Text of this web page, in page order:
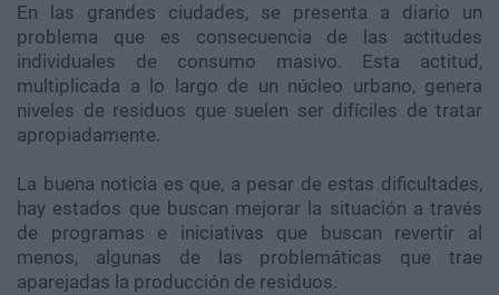
En las grandes ciudades, se presenta a diario un
problema que es consecuencia de las actitudes
individuales de consumo masivo. Esta actitud,
multiplicada a lo largo de un núcleo urbano, genera
niveles de residuos que suelen ser difíciles de tratar
apropiadamente.
La buena noticia es que, a pesar de estas dificultades,
hay estados que buscan mejorar la situación a través
de programas e iniciativas que buscan revertir al
menos, algunas de las problemáticas que trae
aparejadas la producción de residuos.